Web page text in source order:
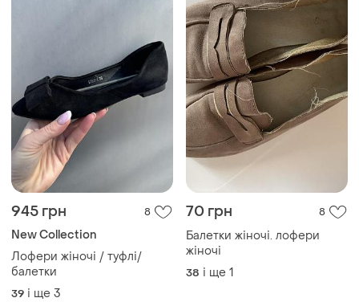
945 грн 8
New Collection
Лофери жіночі / туфлі/
балетки
39 і ще 3
70 грн 8
Балетки жіночі. лофери
жіночі
38 і ще 1